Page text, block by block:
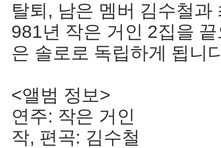
탈퇴, 남은 멤버 김수철
981년 작은 거인 2집을
은 솔로로 독립하게 됩니
<앨범 정보>
연주: 작은 거인
작, 편곡: 김수철